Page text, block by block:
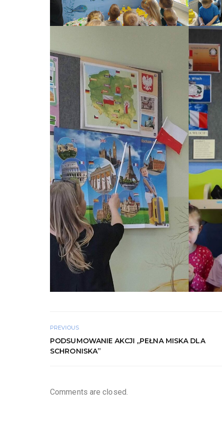
PREVIOUS
PODSUMOWANIE AKCJI ,,PEŁNA MISKA DLA
SCHRONISKA”
Comments are closed.